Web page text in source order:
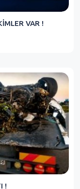
VAR !
!